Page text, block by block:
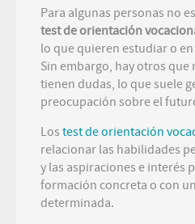
Para algunas personas no
test de orientación
lo que quieren estudiar o
Sin embargo, hay otros que
tienen dudas, lo que suele
preocupación sobre el
Los test de orientación
relacionar las habilidades
y las aspiraciones e interés
formación concreta o con
determinada.